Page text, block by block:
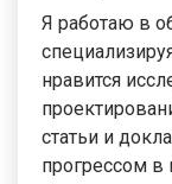
Я работаю в
нравится
статьи и
прогрессом в